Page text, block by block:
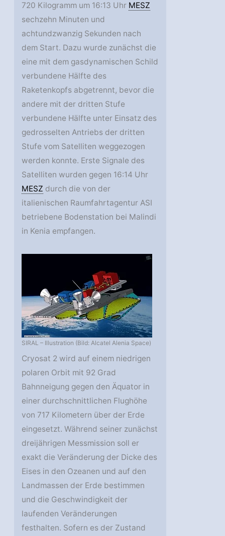
720 Kilogramm um 16:13 Uhr MESZ
sechzehn Minuten und
achtundzwanzig Sekunden nach
dem Start. Dazu wurde zunächst die
eine mit dem gasdynamischen Schild
verbundene Hälfte des
Raketenkopfs abgetrennt, bevor die
andere mit der dritten Stufe
verbundene Hälfte unter Einsatz des
gedrosselten Antriebs der dritten
Stufe vom Satelliten weggezogen
werden konnte. Erste Signale des
Satelliten wurden gegen 16:14 Uhr
MESZ durch die von der
italienischen Raumfahrtagentur ASI
betriebene Bodenstation bei Malindi
in Kenia empfangen.
SIRAL – Illustration (Bild: Alcatel Alenia Space)
Cryosat 2 wird auf einem niedrigen
polaren Orbit mit 92 Grad
Bahnneigung gegen den Äquator in
einer durchschnittlichen Flughöhe
von 717 Kilometern über der Erde
eingesetzt. Während seiner zunächst
dreijährigen Messmission soll er
exakt die Veränderung der Dicke des
Eises in den Ozeanen und auf den
Landmassen der Erde bestimmen
und die Geschwindigkeit der
laufenden Veränderungen
festhalten. Sofern es der Zustand